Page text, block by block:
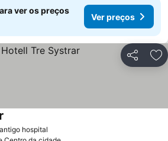
ver os preços
Ver preços
Partilhar
hospital